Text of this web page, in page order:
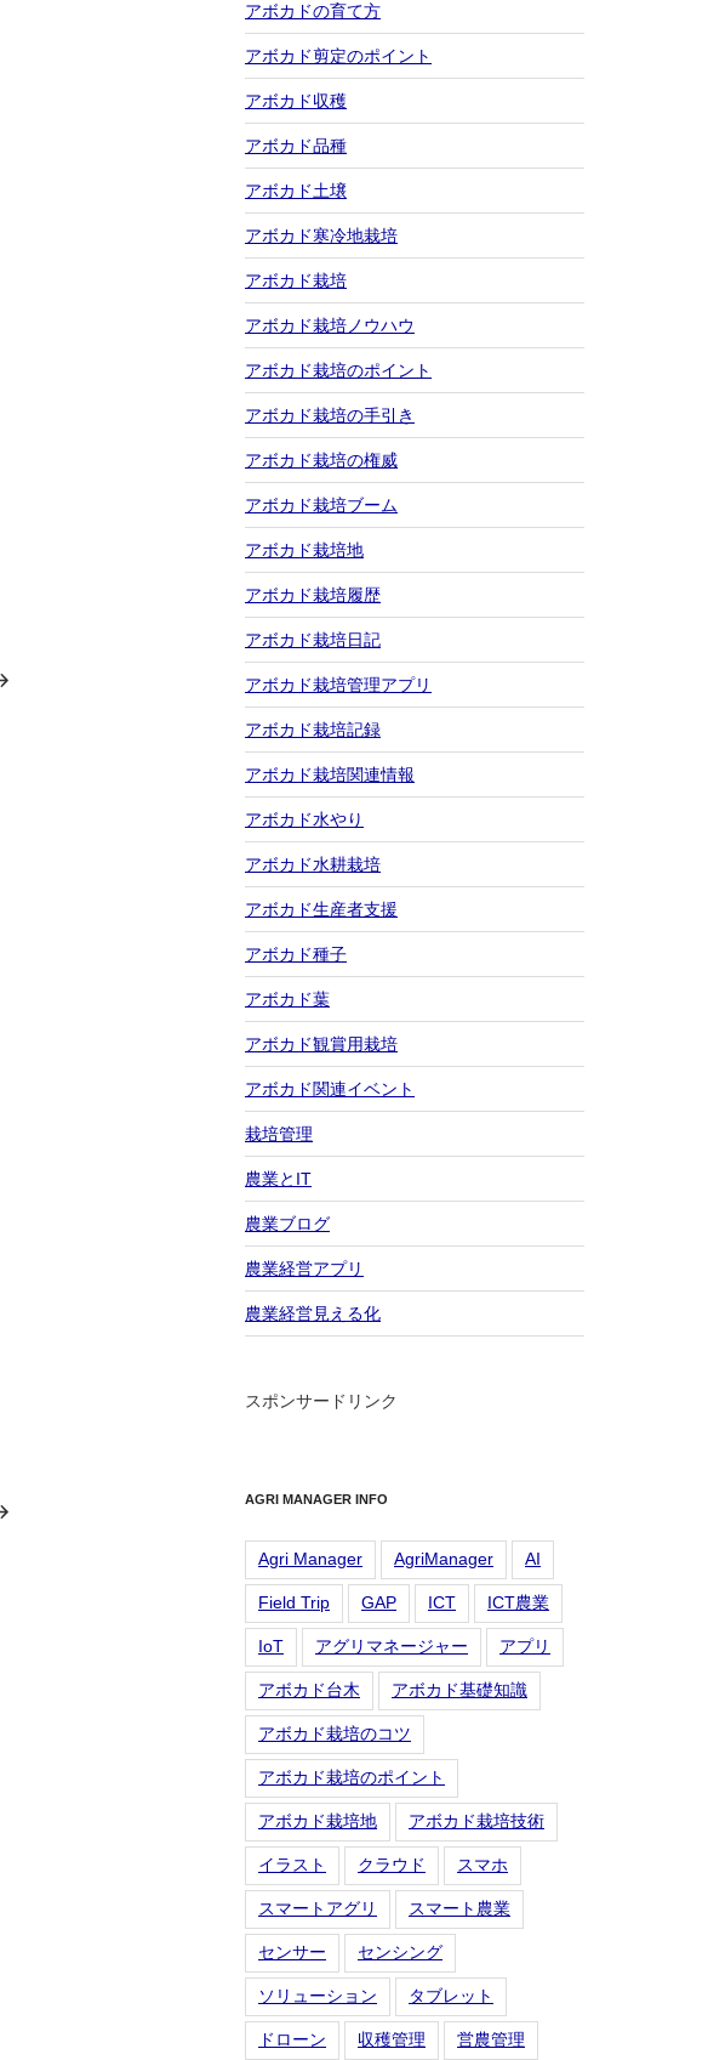
アボカドの育て方
アボカド剪定のポイント
アボカド収穫
アボカド品種
アボカド土壌
アボカド寒冷地栽培
アボカド栽培
アボカド栽培ノウハウ
アボカド栽培のポイント
アボカド栽培の手引き
アボカド栽培の権威
アボカド栽培ブーム
アボカド栽培地
アボカド栽培履歴
アボカド栽培日記
アボカド栽培管理アプリ
アボカド栽培記録
アボカド栽培関連情報
アボカド水やり
アボカド水耕栽培
アボカド生産者支援
アボカド種子
アボカド葉
アボカド観賞用栽培
アボカド関連イベント
栽培管理
農業とIT
農業ブログ
農業経営アプリ
農業経営見える化
スポンサードリンク
AGRI MANAGER INFO
Agri Manager AgriManager AI
Field Trip GAP ICT ICT農業
IoT アグリマネージャー アプリ
アボカド台木 アボカド基礎知識
アボカド栽培のコツ
アボカド栽培のポイント
アボカド栽培地 アボカド栽培技術
イラスト クラウド スマホ
スマートアグリ スマート農業
センサー センシング
ソリューション タブレット
ドローン 収穫管理 営農管理